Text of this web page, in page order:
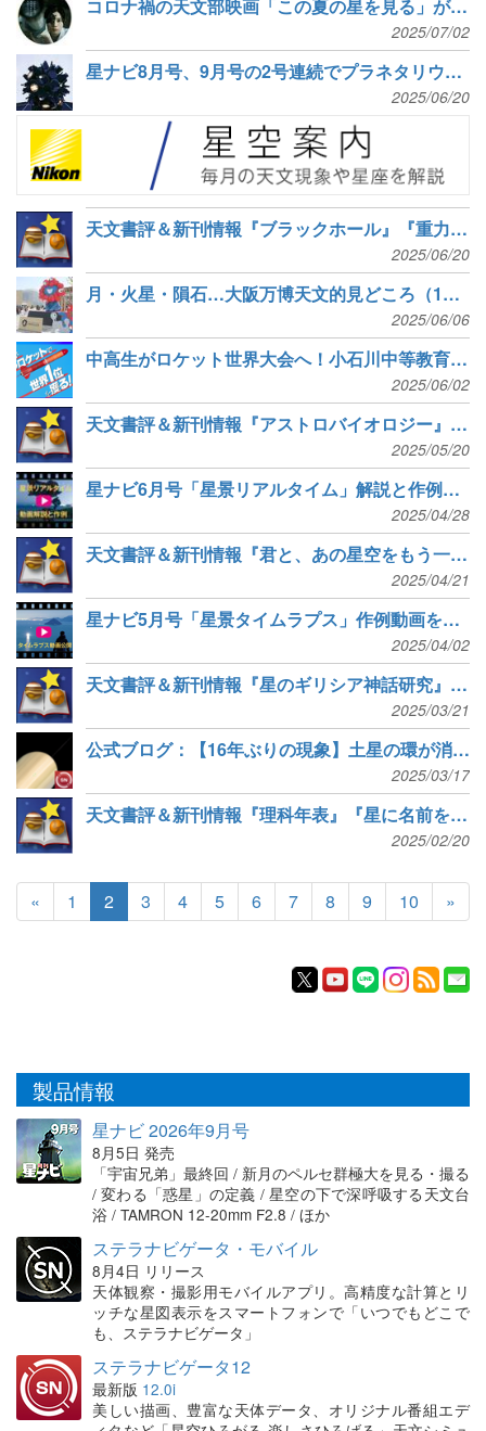
コロナ禍の天文部映画「この夏の星を見る」が7月4日公開
2025/07/02
星ナビ8月号、9月号の2号連続でプラネタリウム特集「星の都の物語」
2025/06/20
天文書評＆新刊情報『ブラックホール』『重力レンズと重力波天文学』など7冊
2025/06/20
月・火星・隕石…大阪万博天文的見どころ（1）：アメリカ・中国・日本・スイス編
2025/06/06
中高生がロケット世界大会へ！小石川中等教育学校ロケット班クラウドファンディング
2025/06/02
天文書評＆新刊情報『アストロバイオロジー』『宇宙の水を求めて』など6冊
2025/05/20
星ナビ6月号「星景リアルタイム」解説と作例動画を公開
2025/04/28
天文書評＆新刊情報『君と、あの星空をもう一度』『星雲・星団・銀河ビジュアル図鑑』など7冊
2025/04/21
星ナビ5月号「星景タイムラプス」作例動画を公開
2025/04/02
天文書評＆新刊情報『星のギリシア神話研究』『タクシードライバーとの宇宙談義』など6冊
2025/03/21
公式ブログ：【16年ぶりの現象】土星の環が消える！【ステラナビゲータで再現】
2025/03/17
天文書評＆新刊情報『理科年表』『星に名前をつけるなら』など7冊
2025/02/20
« 1 2 3 4 5 6 7 8 9 10 »
製品情報
星ナビ 2026年9月号
8月5日 発売
「宇宙兄弟」最終回 / 新月のペルセ群極大を見る・撮る
/ 変わる「惑星」の定義 / 星空の下で深呼吸する天文台
浴 / TAMRON 12-20mm F2.8 / ほか
ステラナビゲータ・モバイル
8月4日 リリース
天体観察・撮影用モバイルアプリ。高精度な計算とリ
ッチな星図表示をスマートフォンで「いつでもどこで
も、ステラナビゲータ」
ステラナビゲータ12
最新版 12.0i
美しい描画、豊富な天体データ、オリジナル番組エデ